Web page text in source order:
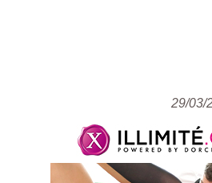
29/03/